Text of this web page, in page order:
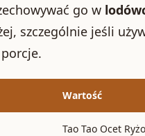
go w
szczególnie jeśli
Wartość
Tao Tao Ocet